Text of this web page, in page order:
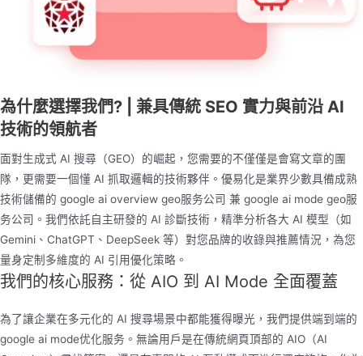
為什麼選擇我們? | 兼具傳統 SEO 實力與前沿 AI
技術的領航者
面對生成式 AI 搜尋（GEO）的崛起，您需要的不僅僅是會寫文章的團
隊，更需要一個懂 AI 抓取邏輯的技術夥伴。優易化是業界少數具備成熟
技術儲備的 google ai overview geo服务公司 兼 google ai mode geo服
务公司。我們依託自主研發的 AI 診斷技術，精準分析各大 AI 模型（如
Gemini、ChatGPT、DeepSeek 等）對您品牌的收錄與推薦情況，為您
量身定制多維度的 AI 引用優化策略。
我們的核心服務：從 AIO 到 AI Mode 全面覆蓋
為了讓企業在多元化的 AI 搜尋場景中都能獲得曝光，我們提供端到端的
google ai mode优化服务。無論用戶是在傳統網頁頂部的 AIO（AI